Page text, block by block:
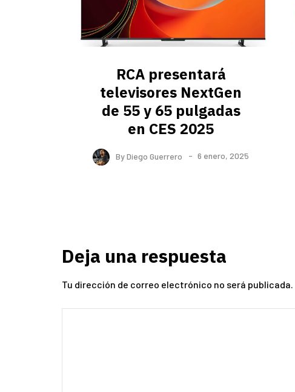
RCA presentará
televisores NextGen
de 55 y 65 pulgadas
en CES 2025
ByDiego Guerrero 6 enero, 2025
Deja una respuesta
Tu dirección de correo electrónico no será publicada.